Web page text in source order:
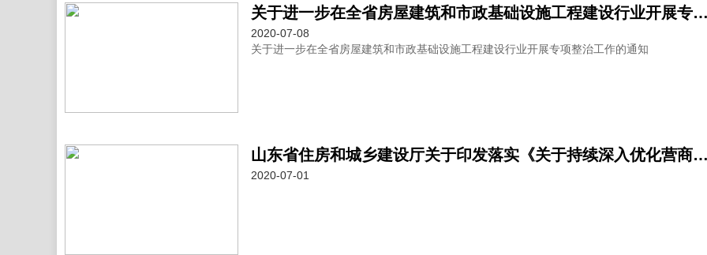
关于进一步在全省房屋建筑和市政基础设施工程建设行
2020-07-08
关于进一步在全省房屋建筑和市政基础设施工程建设行业开展专项整治工作的通知
山东省住房和城乡建设厅关于印发落实《关于持续深入优化营商环
2020-07-01